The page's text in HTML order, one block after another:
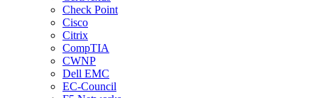
Check Point
Cisco
Citrix
CompTIA
CWNP
Dell EMC
EC-Council